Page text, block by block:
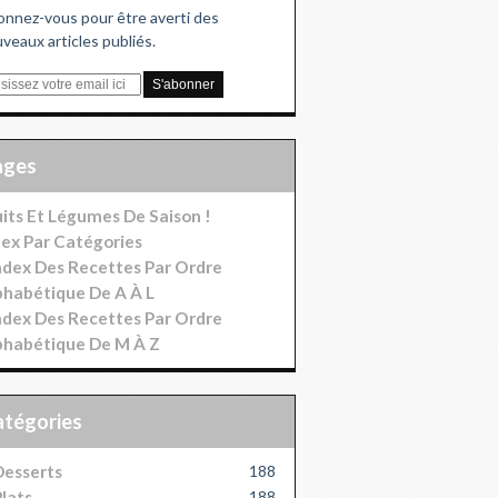
vous pour être averti des
articles publiés.
Et Légumes De Saison !
Par Catégories
Des Recettes Par Ordre
De A À L
Des Recettes Par Ordre
De M À Z
188